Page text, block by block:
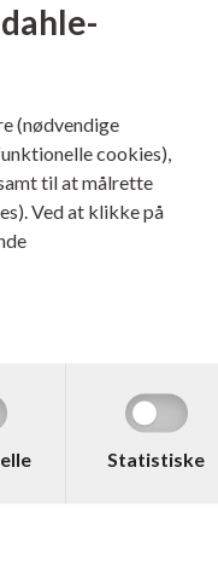
(nødvendige
cookies),
til at målrette
Ved at klikke på
Statistiske
MHP Security
2,0 x 15